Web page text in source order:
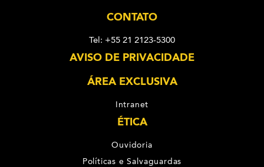
CONTATO
Tel: +55 21 2123-5300
AVISO DE PRIVACIDADE
ÁREA EXCLUSIVA
Intranet
ÉTICA
Ouvidoria
Políticas e Salvaguardas